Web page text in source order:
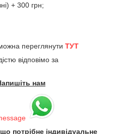
+ 300 грн;
можна переглянути ТУТ
відповімо за
нам
потрібне індивідуальне